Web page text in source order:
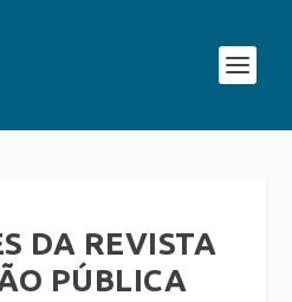
DA REVISTA
PÚBLICA